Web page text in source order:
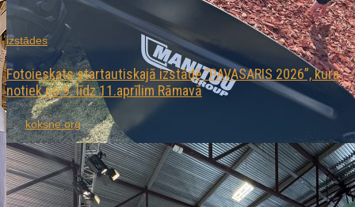
izstādes
Fotoieskats startautiskajā izstādē “PAVASARIS 2026”, kura
notiek no 9. līdz 11.aprīlim Rāmavā
By: koksne.org
On:April 9, 2026